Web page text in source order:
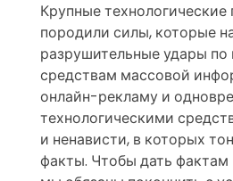
Крупные
породили силы, которые
разрушительные удары
средствам массовой
онлайн-рекламу и
технологическими
и ненависти, в которых
факты. Чтобы дать фактам